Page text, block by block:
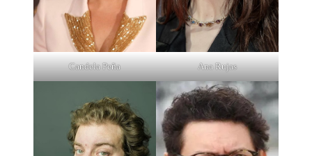
Candela Peña Ana Rujas